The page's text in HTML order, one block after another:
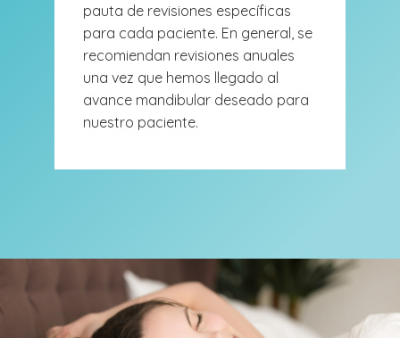
pauta de revisiones específicas
para cada paciente. En general, se
recomiendan revisiones anuales
una vez que hemos llegado al
avance mandibular deseado para
nuestro paciente.